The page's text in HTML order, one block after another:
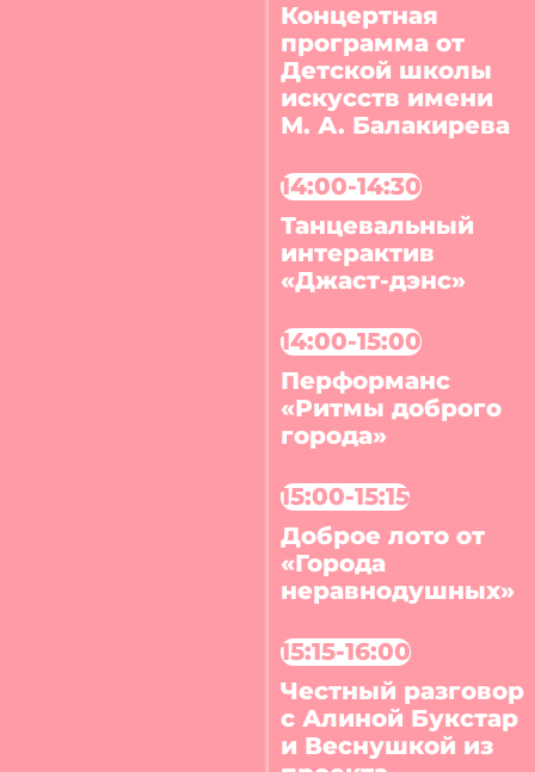
Концертная
программа от
Детской школы
искусств имени
М. А. Балакирева
14:00-14:30
Танцевальный
интерактив
«Джаст-дэнс»
14:00-15:00
Перформанс
«Ритмы доброго
города»
15:00-15:15
Доброе лото от
«Города
неравнодушных»
15:15-16:00
Честный разговор
с Алиной Букстар
и Веснушкой из